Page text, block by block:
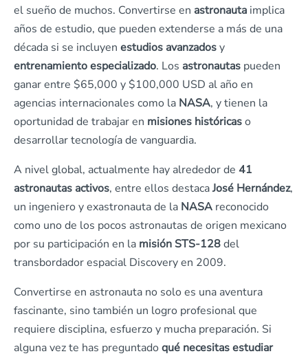
el sueño de muchos. Convertirse en astronauta implica
años de estudio, que pueden extenderse a más de una
década si se incluyen estudios avanzadosy
entrenamiento especializado. Los astronautas pueden
ganar entre $65,000 y $100,000 USD al año en
agencias internacionales como la NASA, y tienen la
oportunidad de trabajar en misiones históricaso
desarrollar tecnología de vanguardia.
A nivel global, actualmente hay alrededor de 41
astronautas activos, entre ellos destacaJosé Hernández,
un ingeniero y exastronauta de la NASA reconocido
como uno de los pocos astronautas de origen mexicano
por su participación en la misión STS-128del
transbordador espacial Discovery en 2009.
Convertirse en astronauta no solo es una aventura
fascinante, sino también un logro profesional que
requiere disciplina, esfuerzo y mucha preparación. Si
alguna vez te has preguntado qué necesitas estudiar